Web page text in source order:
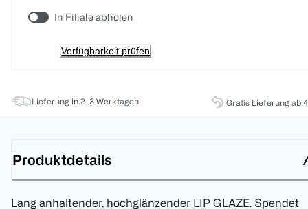
In Filiale abholen
Verfügbarkeit prüfen
Lieferung in 2-3 Werktagen Gratis Lieferung ab
Produktdetails
Lang anhaltender, hochglänzender LIP GLAZE. Spendet